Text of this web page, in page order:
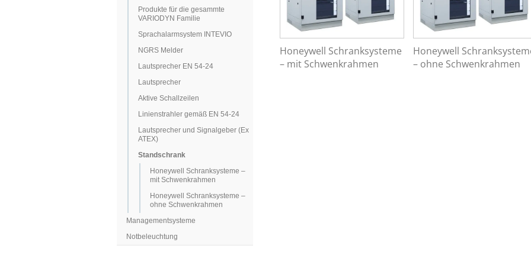
Produkte für die gesammte
VARIODYN Familie
Sprachalarmsystem INTEVIO
NGRS Melder
Lautsprecher EN 54-24
Lautsprecher
Aktive Schallzeilen
Linienstrahler gemäß EN 54-24
Lautsprecher und Signalgeber (Ex
ATEX)
Standschrank
Honeywell Schranksysteme –
mit Schwenkrahmen
Honeywell Schranksysteme –
ohne Schwenkrahmen
Managementsysteme
Notbeleuchtung
Honeywell Schranksysteme
– mit Schwenkrahmen
Honeywell
– ohne Schwenkrahmen